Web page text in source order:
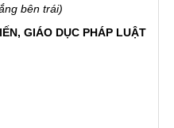
bên trái)
GIÁO DỤC PHÁP LUẬT